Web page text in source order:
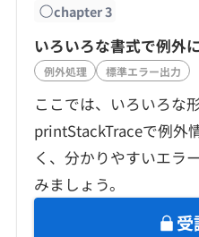
chapter3
いろいろな書式で例外
例外処理 標準エラー出力
ここでは、いろいろな
printStackTraceで例外
く、分かりやすいエラ
みましょう。
受